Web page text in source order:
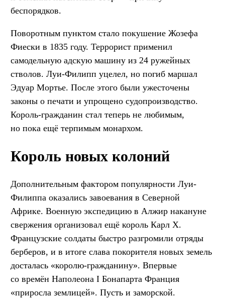
беспорядков.
Поворотным пунктом стало покушение Жозефа
Фиески в 1835 году. Террорист применил
самодельную адскую машину из 24 ружейных
стволов. Луи-Филипп уцелел, но погиб маршал
Эдуар Мортье. После этого были ужесточены
законы о печати и упрощено судопроизводство.
Король-гражданин стал теперь не любимым,
но пока ещё терпимым монархом.
Король новых колоний
Дополнительным фактором популярности Луи-
Филиппа оказались завоевания в Северной
Африке. Военную экспедицию в Алжир накануне
свержения организовал ещё король Карл X.
Французские солдаты быстро разгромили отряды
берберов, и в итоге слава покорителя новых земель
досталась «королю-гражданину». Впервые
со времён Наполеона I Бонапарта Франция
«приросла землицей». Пусть и заморской.